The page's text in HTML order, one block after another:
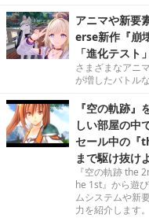
アニマや新要
erse新作『崩
「進化テスト
さまざまなアニ
が増したバトル
『空の軌跡
しい部屋の中
セール中の『
まで駆け抜け
『空の軌跡 the
he 1st』から遊
ムシステムや新
力を紹介します。